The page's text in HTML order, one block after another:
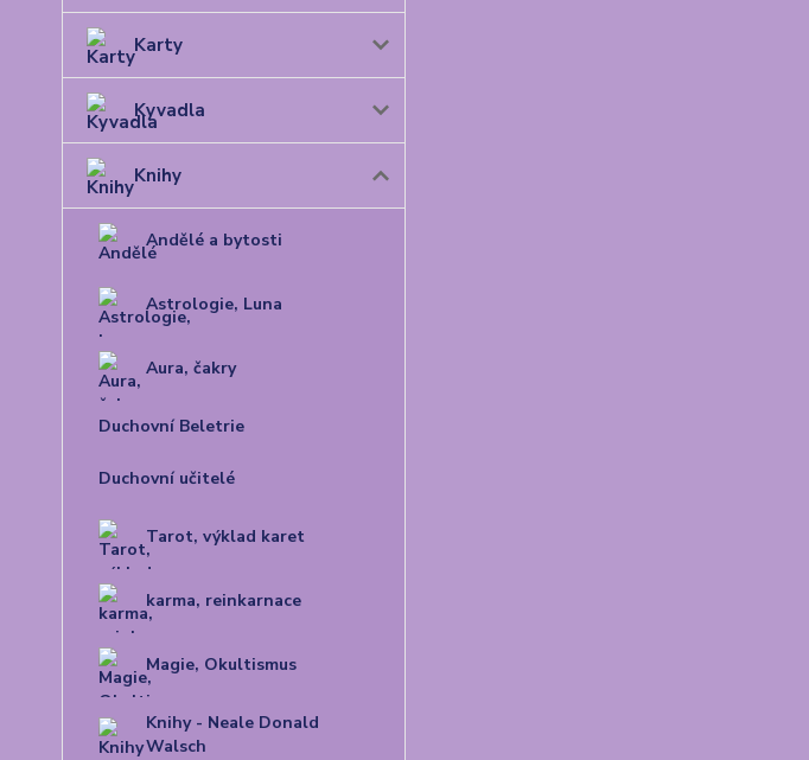
Karty
Kyvadla
Knihy
Andělé a bytosti
Astrologie, Luna
Aura, čakry
Duchovní Beletrie
Duchovní učitelé
Tarot, výklad karet
karma, reinkarnace
Magie, Okultismus
Knihy - Neale Donald
Walsch